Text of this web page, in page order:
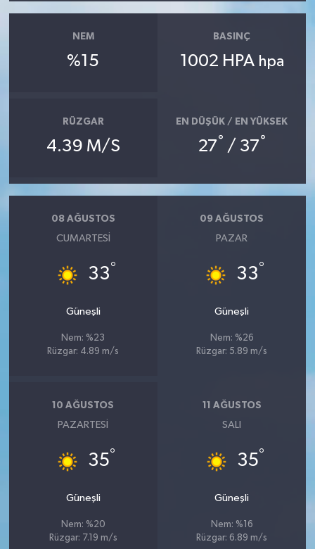
NEM
%15
BASINÇ
1002 HPA hpa
RÜZGAR
4.39 M/S
EN DÜŞÜK / EN YÜKSEK
27° / 37°
08 AĞUSTOS
CUMARTESI
33°
Güneşli
Nem: %23
Rüzgar: 4.89 m/s
09 AĞUSTOS
PAZAR
33°
Güneşli
Nem: %26
Rüzgar: 5.89 m/s
10 AĞUSTOS
PAZARTESI
35°
Güneşli
Nem: %20
Rüzgar: 7.19 m/s
11 AĞUSTOS
SALI
35°
Güneşli
Nem: %16
Rüzgar: 6.89 m/s